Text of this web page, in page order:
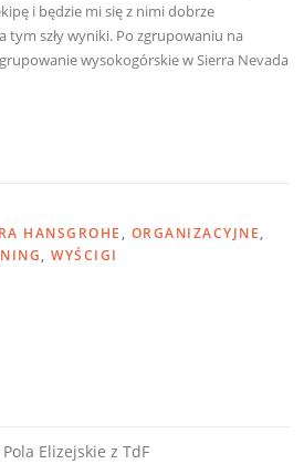
i będzie mi się z nimi dobrze
tym szły wyniki. Po zgrupowaniu na
wysokogórskie w Sierra Nevada
HANSGROHE , ORGANIZACYJNE,
,WYŚCIGI
Elizejskie z TdF